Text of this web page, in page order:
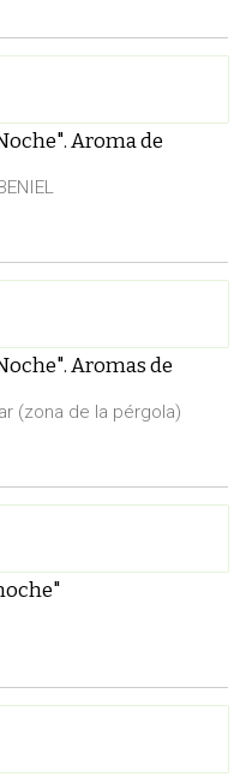
Aroma de
Aromas de
(zona de la pérgola)